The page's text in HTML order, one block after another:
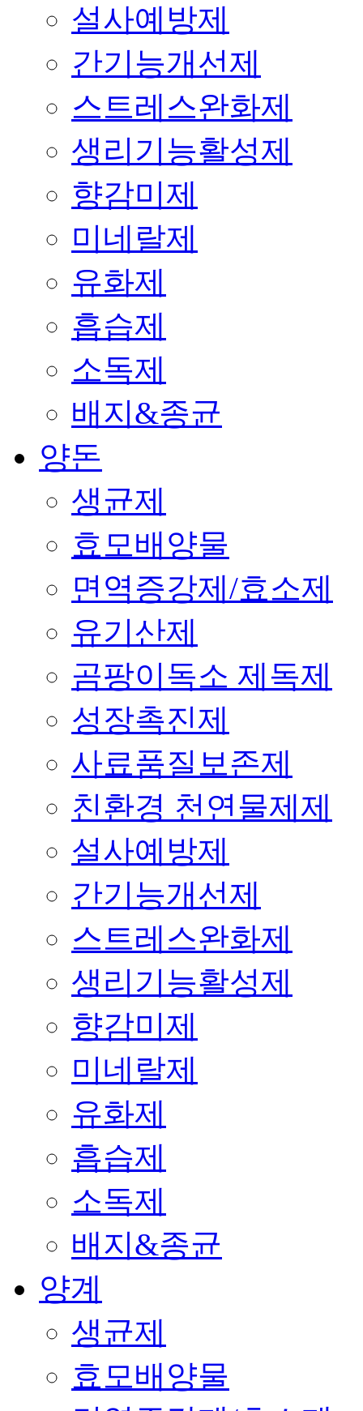
설사예방제
간기능개선제
스트레스완화제
생리기능활성제
향감미제
미네랄제
유화제
흡습제
소독제
배지&종균
양돈
생균제
효모배양물
면역증강제/효소제
유기산제
곰팡이독소 제독제
성장촉진제
사료품질보존제
친환경 천연물제제
설사예방제
간기능개선제
스트레스완화제
생리기능활성제
향감미제
미네랄제
유화제
흡습제
소독제
배지&종균
양계
생균제
효모배양물